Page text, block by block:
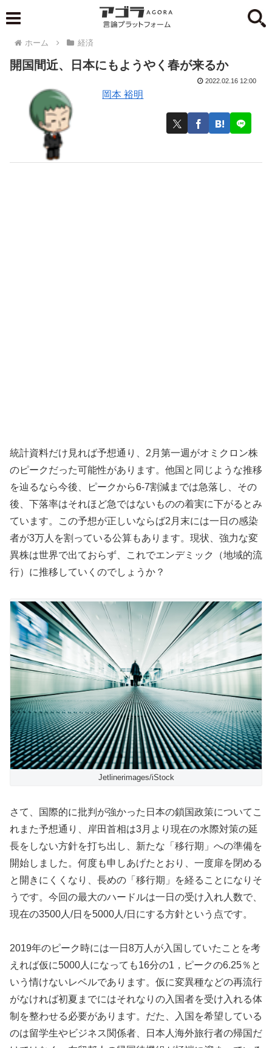
ホーム 経済
開国間近、日本にもようやく春が来るか
岡本 裕明
2022.02.16 12:00
統計資料だけ見れば予想通り、2月第一週がオミクロン株
のピークだった可能性があります。他国と同じような推移
を辿るなら今後、ピークから6-7割減までは急落し、その
後、下落率はそれほど急ではないものの着実に下がるとみ
ています。この予想が正しいならば2月末には一日の感染
者が3万人を割っている公算もあります。現状、強力な変
異株は世界で出ておらず、これでエンデミック（地域的流
行）に推移していくのでしょうか？
Jetlinerimages/iStock
さて、国際的に批判が強かった日本の鎖国政策についてこ
れまた予想通り、岸田首相は3月より現在の水際対策の延
長をしない方針を打ち出し、新たな「移行期」への準備を
開始しました。何度も申しあげたとおり、一度扉を閉める
と開きにくくなり、長めの「移行期」を経ることになりそ
うです。今回の最大のハードルは一日の受け入れ人数で、
現在の3500人/日を5000人/日にする方針という点です。
2019年のピーク時には一日8万人が入国していたことを考
えれば仮に5000人になっても16分の1，ピークの6.25％と
いう情けないレベルであります。仮に変異種などの再流行
がなければ初夏までにはそれなりの入国者を受け入れる体
制を整わせる必要があります。だた、入国を希望している
のは留学生やビジネス関係者、日本人海外旅行者の帰国だ